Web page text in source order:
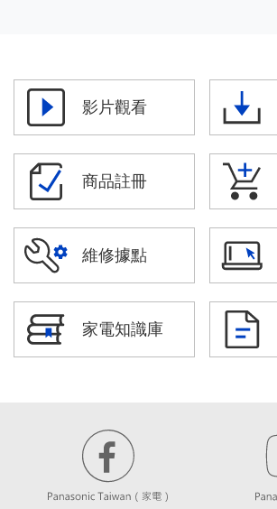
影片觀看
商品註冊
維修據點
家電知識庫